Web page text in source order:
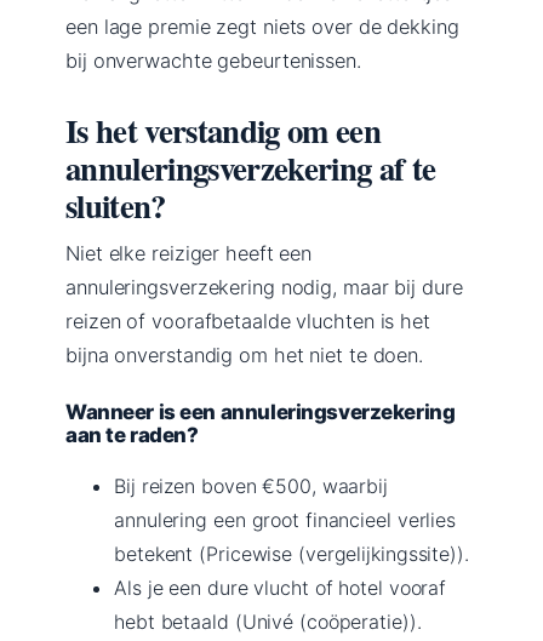
een lage premie zegt niets over de dekking
bij onverwachte gebeurtenissen.
Is het verstandig om een
annuleringsverzekering af te
sluiten?
Niet elke reiziger heeft een
annuleringsverzekering nodig, maar bij dure
reizen of voorafbetaalde vluchten is het
bijna onverstandig om het niet te doen.
Wanneer is een annuleringsverzekering
aan te raden?
Bij reizen boven €500, waarbij
annulering een groot financieel verlies
betekent (Pricewise (vergelijkingssite)).
Als je een dure vlucht of hotel vooraf
hebt betaald (Univé (coöperatie)).